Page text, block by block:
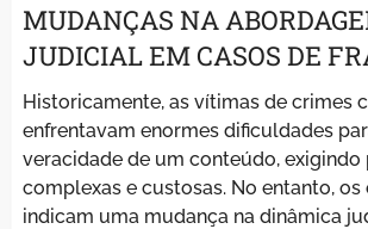
MUDANÇAS NA
JUDICIAL EM CASOS DE
Historicamente, as vítimas de crimes
enfrentavam enormes dificuldades
veracidade de um conteúdo, exigindo
complexas e custosas. No entanto, os
indicam uma mudança na dinâmica